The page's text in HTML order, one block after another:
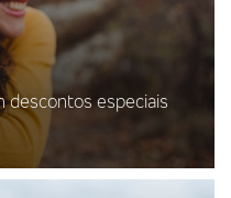
descontos especiais